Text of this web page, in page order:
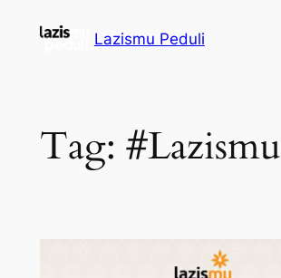
Lazismu Peduli
Tag: #Lazismu